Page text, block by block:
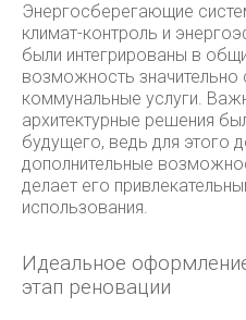
Энергосберегающие
климат-контроль и
были интегрированы в
возможность значительно
коммунальные услуги.
архитектурные решения
будущего, ведь для этого
дополнительные
делает его
использования.
Идеальное
этап реновации